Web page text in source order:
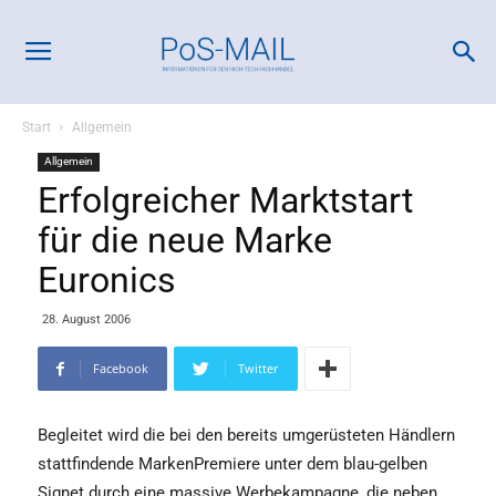
Start Allgemein
Allgemein
Erfolgreicher Marktstart
für die neue Marke
Euronics
28. August 2006
Facebook Twitter
Begleitet wird die bei den bereits umgerüsteten Händlern
stattfindende MarkenPremiere unter dem blau-gelben